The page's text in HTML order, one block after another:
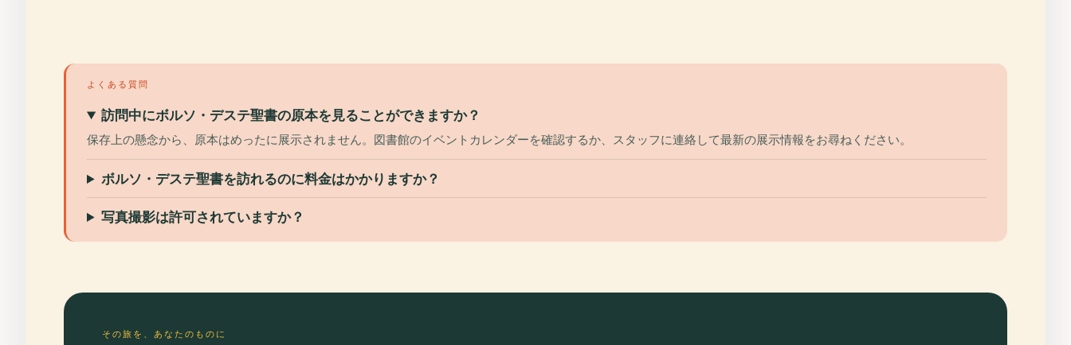
よくある質問
訪問中にボルソ・デステ聖書の原本を見ることができますか？
保存上の懸念から、原本はめったに展示されません。図書館のイベントカレンダーを確認するか、スタッフに連絡して最新の展示情報をお尋ねください。
ボルソ・デステ聖書を訪れるのに料金はかかりますか？
写真撮影は許可されていますか？
その旅を、あなたのものに